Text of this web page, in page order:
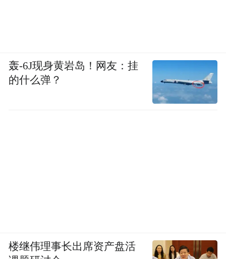
轰-6J现身黄岩岛！网友：挂
的什么弹？
楼继伟理事长出席资产盘活